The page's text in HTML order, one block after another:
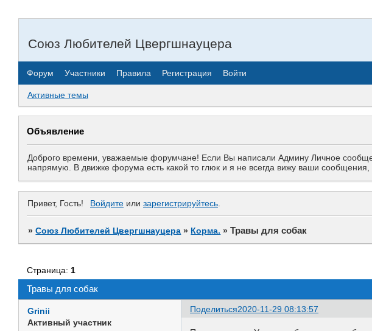
Союз Любителей Цвергшнауцера
Форум Участники Правила Регистрация Войти
Активные темы
Объявление
Доброго времени, уважаемые форумчане! Если Вы написали Админу Личное
напрямую. В движке форума есть какой то глюк и я не всегда вижу ваши
Привет, Гость! Войдите или зарегистрируйтесь.
»Союз Любителей Цвергшнауцера » Корма. »Травы для собак
Травы для собак
Страница: 1
Поделиться2020-11-29 08:13:57
Grinii
Активный участник